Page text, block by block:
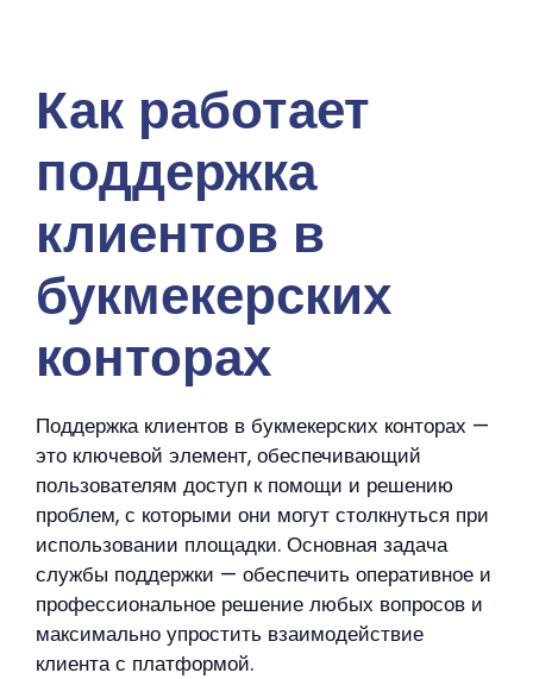
Как работает
поддержка
клиентов в
букмекерских
конторах
Поддержка клиентов в букмекерских конторах —
это ключевой элемент, обеспечивающий
пользователям доступ к помощи и решению
проблем, с которыми они могут столкнуться при
использовании площадки. Основная задача
службы поддержки — обеспечить оперативное и
профессиональное решение любых вопросов и
максимально упростить взаимодействие
клиента с платформой.